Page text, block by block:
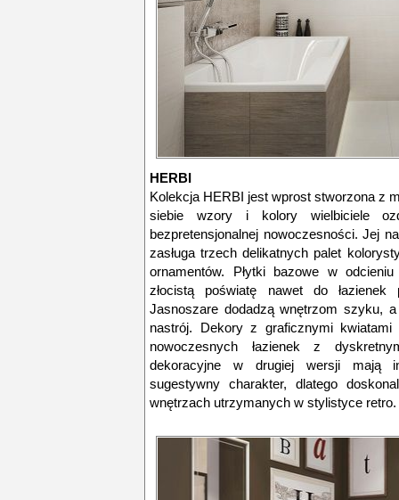
HERBI
Kolekcja HERBI jest wprost stworzona z
siebie wzory i kolory wielbiciele
bezpretensjonalnej nowoczesności. Jej
zasługa trzech delikatnych palet
ornamentów. Płytki bazowe w
złocistą poświatę nawet do łazienek
Jasnoszare dodadzą wnętrzom szyku,
nastrój. Dekory z graficznymi
nowoczesnych łazienek z
dekoracyjne w drugiej wersji mają
sugestywny charakter, dlatego
wnętrzach utrzymanych w stylistyce retro.